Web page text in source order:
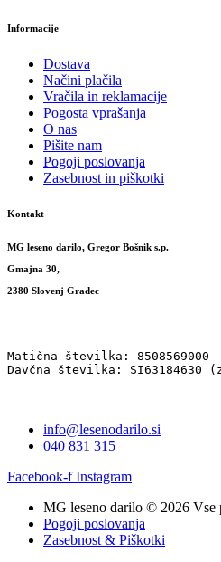
Informacije
Dostava
Načini plačila
Vračila in reklamacije
Pogosta vprašanja
O nas
Pišite nam
Pogoji poslovanja
Zasebnost in piškotki
Kontakt
MG leseno darilo, Gregor Bošnik s.p.
Gmajna 30,
2380 Slovenj Gradec
Matična številka: 8508569000
Davčna številka: SI63184630
info@lesenodarilo.si
040 831 315
Facebook-f Instagram
MG leseno darilo © 2026 Vse
Pogoji poslovanja
Zasebnost & Piškotki